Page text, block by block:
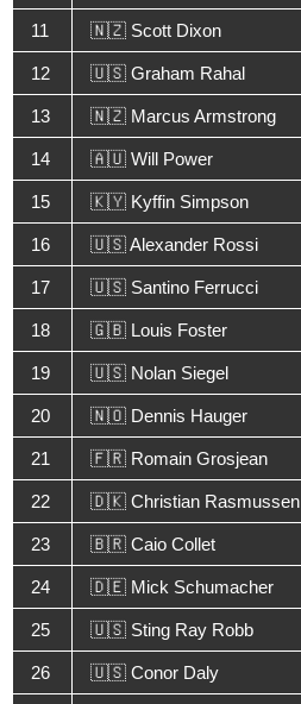
11 🇳🇿 Scott Dixon
12 🇺🇸 Graham Rahal
13 🇳🇿 Marcus Armstrong
14 🇦🇺 Will Power
15 🇰🇾 Kyffin Simpson
16 🇺🇸 Alexander Rossi
17 🇺🇸 Santino Ferrucci
18 🇬🇧 Louis Foster
19 🇺🇸 Nolan Siegel
20 🇳🇴 Dennis Hauger
21 🇫🇷 Romain Grosjean
22 🇩🇰 Christian Rasmussen
23 🇧🇷 Caio Collet
24 🇩🇪 Mick Schumacher
25 🇺🇸 Sting Ray Robb
26 🇺🇸 Conor Daly